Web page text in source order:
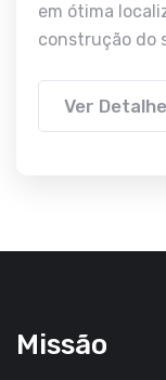
em ótima
construção do
Ver
Missão